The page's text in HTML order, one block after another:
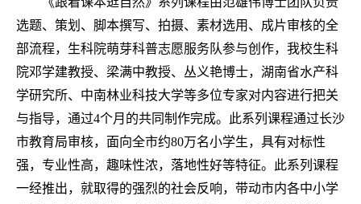
选题、策划、脚本撰写、拍摄、素材选用、成片审核的全
部流程，生科院萌芽科普志愿服务队参与创作，我校生科
院邓学建教授、梁满中教授、丛义艳博士，湖南省水产科
学研究所、中南林业科技大学等多位专家对内容进行把关
与指导，通过4个月的共同制作完成。此系列课程通过长沙
市教育局审核，面向全市约80万名小学生，具有对标性
强，专业性高，趣味性浓，落地性好等特征。此系列课程
一经推出，就取得的强烈的社会反响，带动市内各中小学